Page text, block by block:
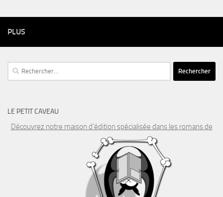
PLUS
Rechercher :
LE PETIT CAVEAU
Découvrez notre maison d’édition spécialisée dans les romans de